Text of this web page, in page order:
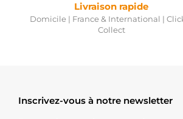
Livraison rapide
Domicile | France & International |
Collect
Inscrivez-vous à notre newsletter